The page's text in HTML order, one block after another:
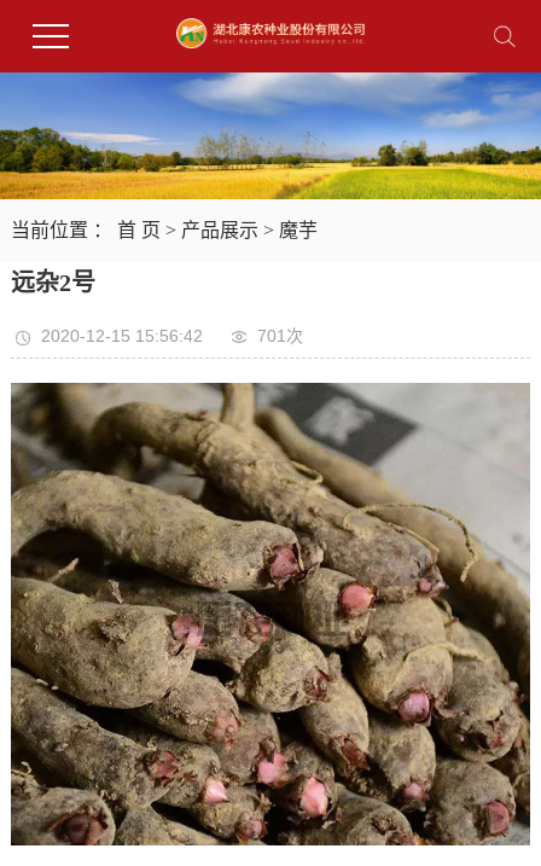
当前位置 ： 首 页 > 产品展示 > 魔芋
远杂2号
2020-12-15 15:56:42 701次